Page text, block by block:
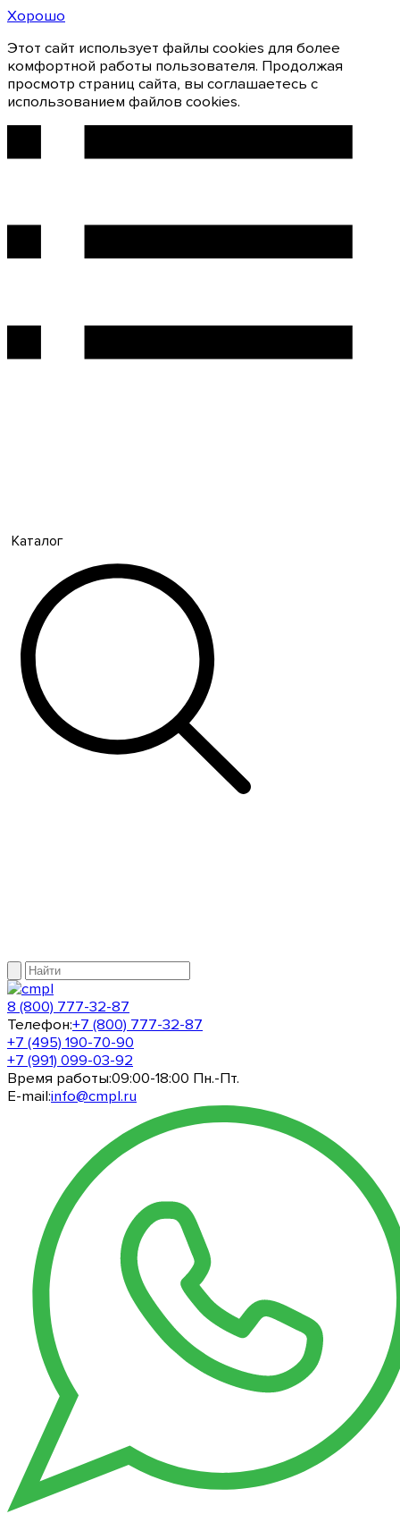
Хорошо
Этот сайт использует файлы cookies для более
комфортной работы пользователя. Продолжая
просмотр страниц сайта, вы соглашаетесь с
использованием файлов cookies.
Каталог
8 (800) 777-32-87
Телефон:+7 (800) 777-32-87
+7 (495) 190-70-90
+7 (991) 099-03-92
Время работы:09:00-18:00 Пн.-Пт.
E-mail:info@cmpl.ru